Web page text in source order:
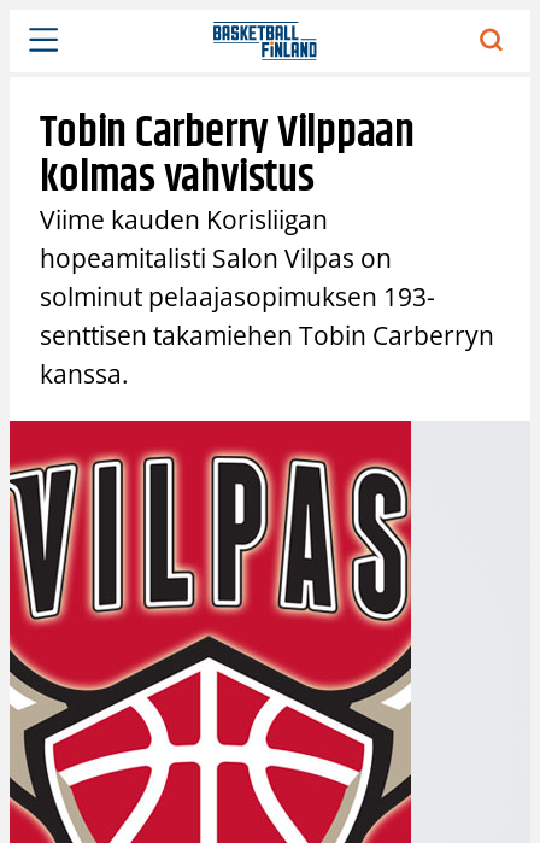
Siirry
sisältöön
Tobin Carberry Vilppaan
kolmas vahvistus
Viime kauden Korisliigan
hopeamitalisti Salon Vilpas on
solminut pelaajasopimuksen 193-
senttisen takamiehen Tobin Carberryn
kanssa.